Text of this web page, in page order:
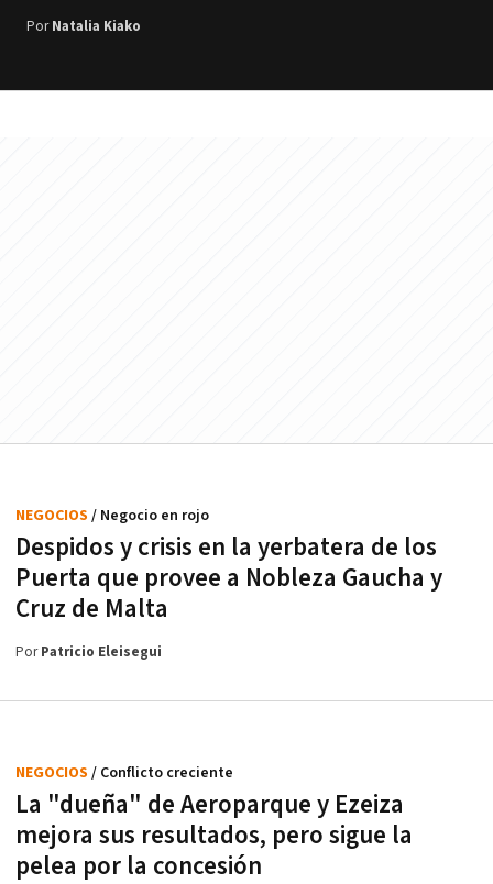
PorNatalia Kiako
Despidos y crisis en la yerbatera de los
Puerta que provee a Nobleza Gaucha y
Cruz de Malta
NEGOCIOS / Negocio en rojo
PorPatricio Eleisegui
La "dueña" de Aeroparque y Ezeiza
mejora sus resultados, pero sigue la
pelea por la concesión
NEGOCIOS / Conflicto creciente